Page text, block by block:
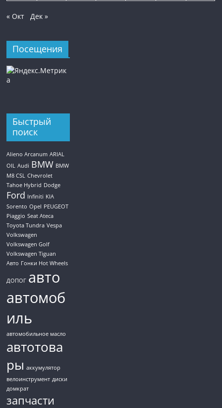
« Окт Дек »
Посещения
Быстрый
поиск
Alieno Arcanum ARIAL
OIL Audi BMW BMW
M8 CSL Chevrolet
Tahoe Hybrid Dodge
Ford Infiniti KIA
Sorento Opel PEUGEOT
Piaggio Seat Ateca
Toyota Tundra Vespa
Volkswagen
Volkswagen Golf
Volkswagen Tiguan
Авто Гонки Hot Wheels
ДОПОГ авто
автомоб
иль
автомобильное масло
автотова
ры аккумулятор
велоинструмент диски
домкрат
запчасти